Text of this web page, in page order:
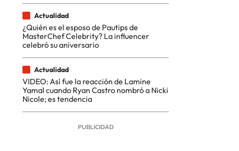
Actualidad
¿Quién es el esposo de Pautips de
MasterChef Celebrity? La influencer
celebró su aniversario
Actualidad
VIDEO: Así fue la reacción de Lamine
Yamal cuando Ryan Castro nombró a Nicki
Nicole; es tendencia